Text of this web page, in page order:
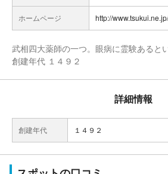
ホームページ http://
武相四大薬師の一つ。眼病に霊験あると
創建年代 １４９２
詳細情報
創建年代 １４９２